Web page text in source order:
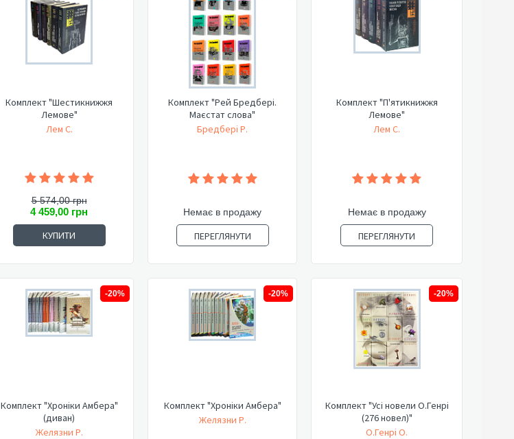
Комплект "Шестикнижжя
Лемове"
Лем С.
5 574,00 грн
4 459,00 грн
КУПИТИ
Комплект "Рей Бредбері.
Маєстат слова"
Бредбері Р.
Немає в продажу
ПЕРЕГЛЯНУТИ
Комплект "П'ятикнижжя
Лемове"
Лем С.
Немає в продажу
ПЕРЕГЛЯНУТИ
-20%
Комплект "Хроніки Амбера"
(диван)
Желязни Р.
-20%
Комплект "Хроніки Амбера"
Желязни Р.
-20%
Комплект "Усі новели О.Генрі
(276 новел)"
О.Генрі О.